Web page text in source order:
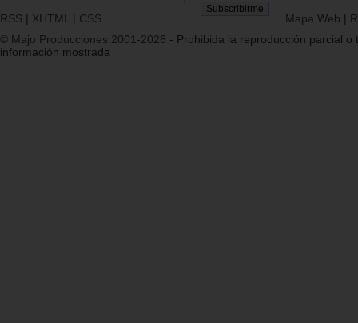
RSS | XHTML | CSS Mapa Web |
© Majo Producciones 2001-2026 - Prohibida la reproducción parcial o
información mostrada